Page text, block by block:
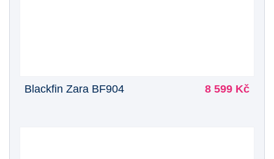
Blackfin Zara BF904 8 599 Kč